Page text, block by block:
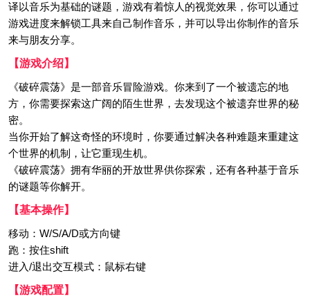
译以音乐为基础的谜题，游戏有着惊人的视觉效果，你可以通过
游戏进度来解锁工具来自己制作音乐，并可以导出你制作的音乐
来与朋友分享。
【游戏介绍】
《破碎震荡》是一部音乐冒险游戏。你来到了一个被遗忘的地
方，你需要探索这广阔的陌生世界，去发现这个被遗弃世界的秘
密。
当你开始了解这奇怪的环境时，你要通过解决各种难题来重建这
个世界的机制，让它重现生机。
《破碎震荡》拥有华丽的开放世界供你探索，还有各种基于音乐
的谜题等你解开。
【基本操作】
移动：W/S/A/D或方向键
跑：按住shift
进入/退出交互模式：鼠标右键
【游戏配置】